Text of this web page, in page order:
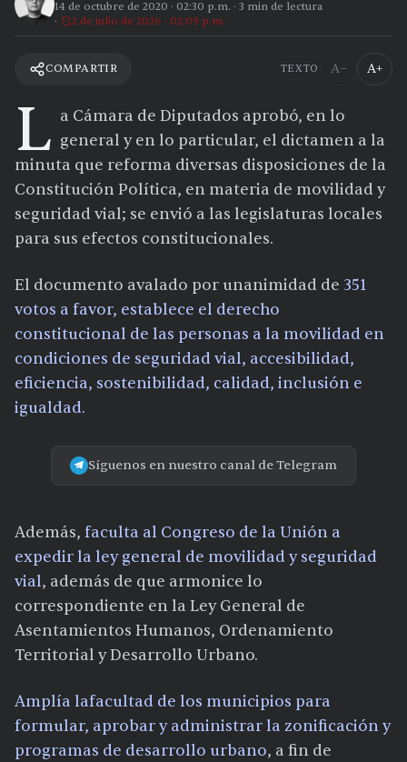
14 de octubre de 2020 · 02:30 p.m. · 3 min de lectura
2 de julio de 2026 · 02:09 p.m.
COMPARTIR TEXTO A− A+
L a Cámara de Diputados aprobó, en lo
general y en lo particular, el dictamen a la
minuta que reforma diversas disposiciones de la
Constitución Política, en materia de movilidad y
seguridad vial; se envió a las legislaturas locales
para sus efectos constitucionales.
El documento avalado por unanimidad de 351
votos a favor, establece el derecho
constitucional de las personas a la movilidad en
condiciones de seguridad vial, accesibilidad,
eficiencia, sostenibilidad, calidad, inclusión e
igualdad.
Síguenos en nuestro canal de Telegram
Además, faculta al Congreso de la Unión a
expedir la ley general de movilidad y seguridad
vial, además de que armonice lo
correspondiente en la Ley General de
Asentamientos Humanos, Ordenamiento
Territorial y Desarrollo Urbano.
Amplía lafacultad de los municipios para
formular, aprobar y administrar la zonificación y
programas de desarrollo urbano, a fin de